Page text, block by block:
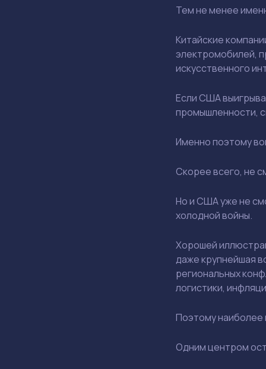
Тем не менее
Китайские
электромобилей,
искусственного
Если США
промышленности,
Именно поэтому
Скорее всего, не
Но и США уже не
холодной войны.
Хорошей
даже крупнейшая
региональных
логистики,
Поэтому
Одним центром